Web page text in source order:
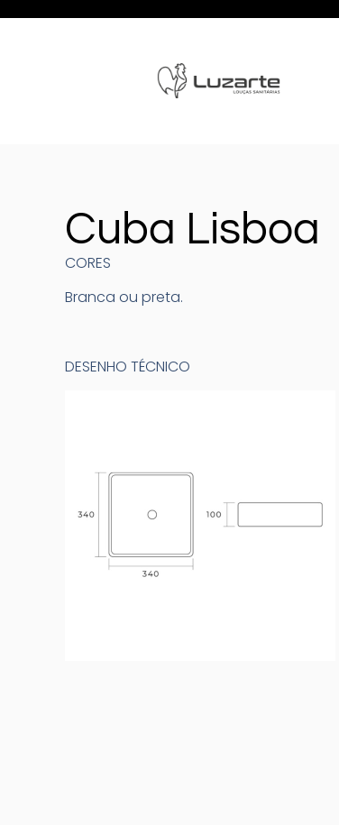
Cuba Lisboa
CORES
Branca ou preta.
DESENHO TÉCNICO